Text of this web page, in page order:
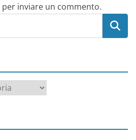
per inviare un commento.